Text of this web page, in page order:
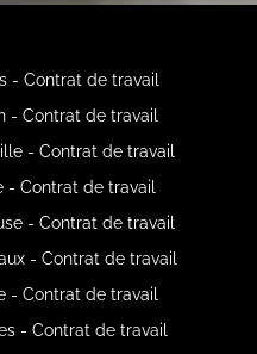
- Contrat de travail
- Contrat de travail
- Contrat de travail
- Contrat de travail
- Contrat de travail
- Contrat de travail
- Contrat de travail
- Contrat de travail